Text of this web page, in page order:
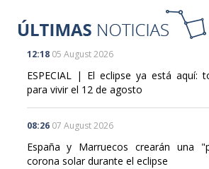
12:18 05 August 2026
ESPECIAL | El eclipse ya está aquí:
para vivir el 12 de agosto
08:26 07 August 2026
España y Marruecos crearán una
corona solar durante el eclipse